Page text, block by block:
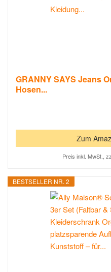
GRANNY SAYS Jeans
Hosen...
Zum
Preis inkl. MwSt.,
BESTSELLER NR. 2